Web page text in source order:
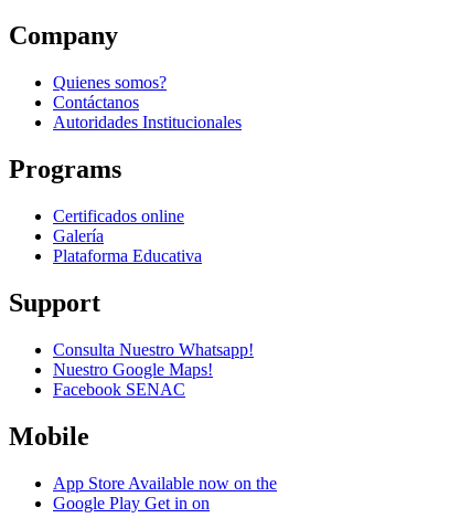
Company
Quienes somos?
Contáctanos
Autoridades Institucionales
Programs
Certificados online
Galería
Plataforma Educativa
Support
Consulta Nuestro Whatsapp!
Nuestro Google Maps!
Facebook SENAC
Mobile
App Store Available now on the
Google Play Get in on